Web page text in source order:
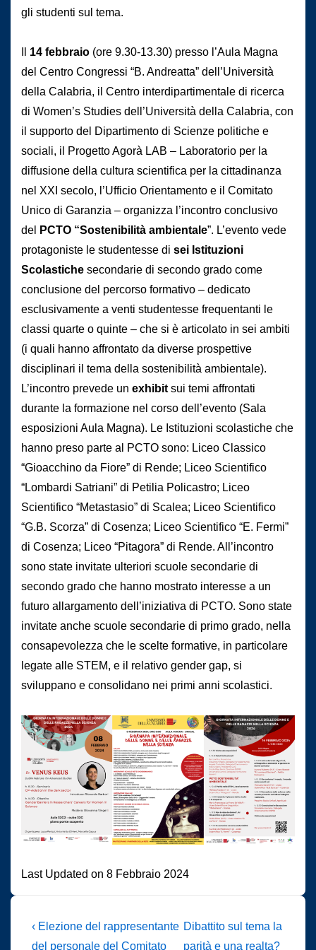
gli studenti sul tema.
14 febbraio (ore 9.30-13.30) presso l’Aula Magna
del Centro Congressi “B. Andreatta” dell’Università
della Calabria, il Centro interdipartimentale di ricerca
di Women’s Studies dell’Università della Calabria, con
il supporto del Dipartimento di Scienze politiche e
sociali, il Progetto Agorà LAB – Laboratorio per la
diffusione della cultura scientifica per la cittadinanza
nel XXI secolo, l’Ufficio Orientamento e il Comitato
Unico di Garanzia – organizza l’incontro conclusivo
del
PCTO “Sostenibilità ambientale”. L’evento vede
protagoniste le studentesse di sei Istituzioni
Scolastiche secondarie di secondo grado come
conclusione del percorso formativo – dedicato
esclusivamente a venti studentesse frequentanti le
classi quarte o quinte – che si è articolato in sei ambiti
(i quali hanno affrontato da diverse prospettive
disciplinari il tema della sostenibilità ambientale).
L’incontro prevede un exhibit sui temi affrontati
durante la formazione nel corso dell’evento (Sala
esposizioni Aula Magna). Le Istituzioni scolastiche che
hanno preso parte al PCTO sono: Liceo Classico
“Gioacchino da Fiore” di Rende; Liceo Scientifico
“Lombardi Satriani” di Petilia Policastro; Liceo
Scientifico “Metastasio” di Scalea; Liceo Scientifico
“G.B. Scorza” di Cosenza; Liceo Scientifico “E. Fermi”
di Cosenza; Liceo “Pitagora” di Rende. All’incontro
sono state invitate ulteriori scuole secondarie di
secondo grado che hanno mostrato interesse a un
futuro allargamento dell’iniziativa di PCTO. Sono state
invitate anche scuole secondarie di primo grado, nella
consapevolezza che le scelte formative, in particolare
legate alle STEM, e il relativo gender gap, si
sviluppano e consolidano nei primi anni scolastici.
Last Updated on 8 Febbraio 2024
Navigazione
L'articolo
precedente
‹ Elezione del rappresentante
del personale del Comitato
Il
prossimo
Dibattito sul tema la
parità e una realta?